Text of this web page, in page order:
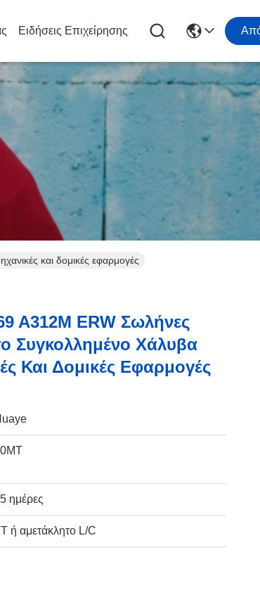
Ειδήσεις Επιχείρησης
και δομικές εφαρμογές
A312M ERW Σωλήνες
Συγκολλημένο Χάλυβα
Και Δομικές Εφαρμογές
ημέρες
ή αμετάκλητο L/C